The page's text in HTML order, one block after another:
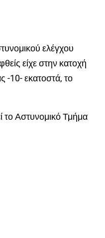
ελέγχου
είχε στην κατοχή
-10- εκατοστά, το
το Αστυνομικό Τμήμα